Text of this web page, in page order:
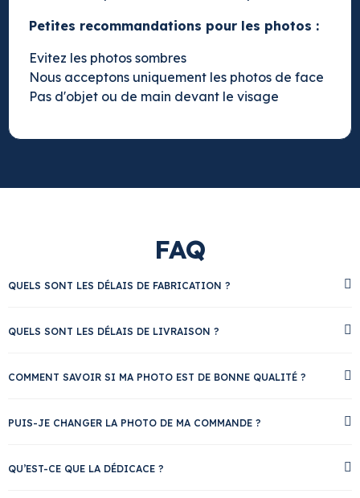
Petites recommandations pour les photos :
Evitez les photos sombres
Nous acceptons uniquement les photos de face
Pas d'objet ou de main devant le visage
FAQ
QUELS SONT LES DÉLAIS DE FABRICATION ?
QUELS SONT LES DÉLAIS DE LIVRAISON ?
COMMENT SAVOIR SI MA PHOTO EST DE BONNE QUALITÉ ?
PUIS-JE CHANGER LA PHOTO DE MA COMMANDE ?
QU’EST-CE QUE LA DÉDICACE ?